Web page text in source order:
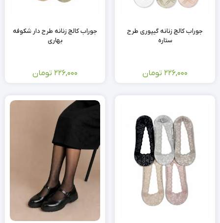
جوراب کالج زنانه گیپوری طرح
ستاره
226,000 تومان
جوراب کالج زنانه طرح دار شکوفه
بهاری
226,000 تومان